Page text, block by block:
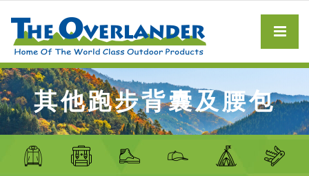
其他跑步背囊及腰包